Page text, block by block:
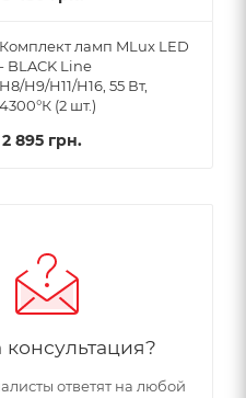
Комплект ламп MLux LED
- BLACK Line
H8/H9/H11/H16, 55 Вт,
4300°К (2 шт.)
2 895 грн.
ответят на любой